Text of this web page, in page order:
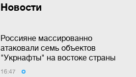
Новости
Россияне массированно
атаковали семь объектов
"Укрнафты" на востоке страны
16:47